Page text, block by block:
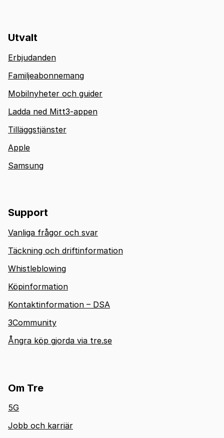
Utvalt
Erbjudanden
Familjeabonnemang
Mobilnyheter och guider
Ladda ned Mitt3-appen
Tilläggstjänster
Apple
Samsung
Support
Vanliga frågor och svar
Täckning och driftinformation
Whistleblowing
Köpinformation
Kontaktinformation – DSA
3Community
Ångra köp gjorda via tre.se
Om Tre
5G
Jobb och karriär